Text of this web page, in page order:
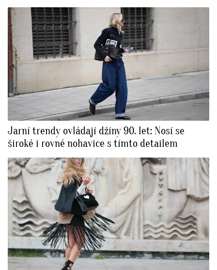
Jarní trendy ovládají džíny 90. let: Nosí se
široké i rovné nohavice s tímto detailem